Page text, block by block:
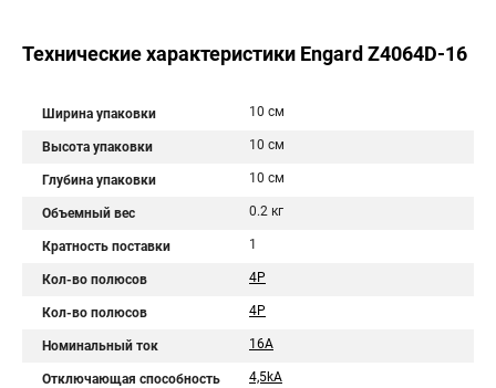
Технические характеристики Engard Z4064D-16
Ширина упаковки 10 см
Высота упаковки 10 см
Глубина упаковки 10 см
Объемный вес 0.2 кг
Кратность поставки 1
Кол-во полюсов 4P
Кол-во полюсов 4Р
Номинальный ток 16A
Отключающая способность 4,5kA